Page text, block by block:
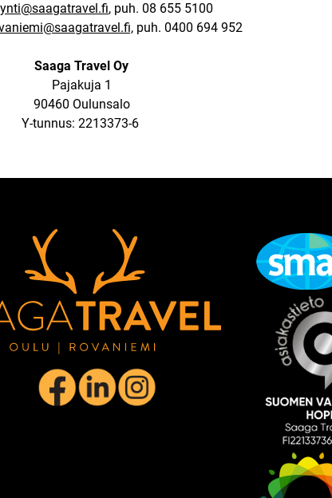
, puh. 08 655 5100
puh. 0400 694 952
Saaga Travel Oy
Pajakuja 1
90460 Oulunsalo
Y-tunnus: 2213373-6